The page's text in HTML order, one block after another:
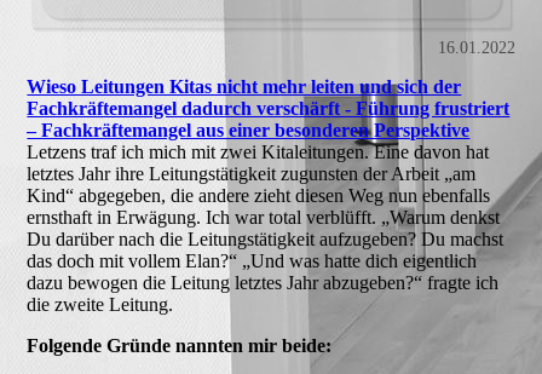
16.01.2022
Wieso Leitungen Kitas nicht mehr leiten und sich der
Fachkräftemangel dadurch verschärft - Führung frustriert
– Fachkräftemangel aus einer besonderen Perspektive
Letzens traf ich mich mit zwei Kitaleitungen. Eine davon hat
letztes Jahr ihre Leitungstätigkeit zugunsten der Arbeit „am
Kind“ abgegeben, die andere zieht diesen Weg nun ebenfalls
ernsthaft in Erwägung. Ich war total verblüfft. „Warum denkst
Du darüber nach die Leitungstätigkeit aufzugeben? Du machst
das doch mit vollem Elan?“ „Und was hatte dich eigentlich
dazu bewogen die Leitung letztes Jahr abzugeben?“ fragte ich
die zweite Leitung.
Folgende Gründe nannten mir beide: